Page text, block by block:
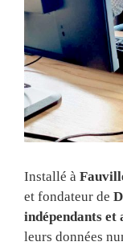
Installé à
et fondateur de
indépendants et
leurs données